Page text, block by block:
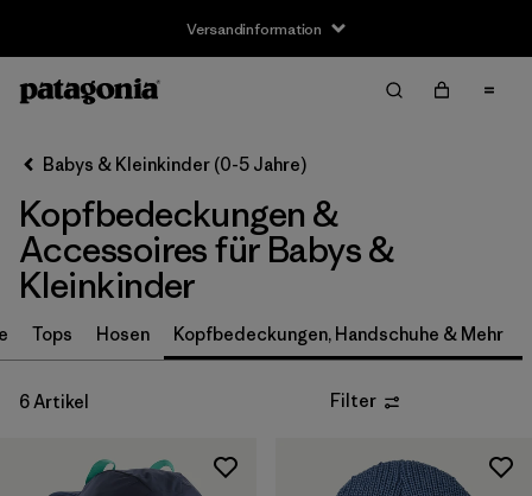
Versandinformation
Filter by
Größe
0-3m
3-6m (3)
6-12m (3)
Einheitsgröße
Babys & Kleinkinder (0-5 Jahre)
Kopfbedeckungen &
Accessoires für Babys &
Kleinkinder
Tops Hosen Kopfbedeckungen, Handschuhe & Mehr
6 Artikel Filter